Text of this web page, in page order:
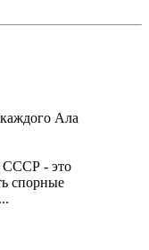
Ала
СССР - это
спорные